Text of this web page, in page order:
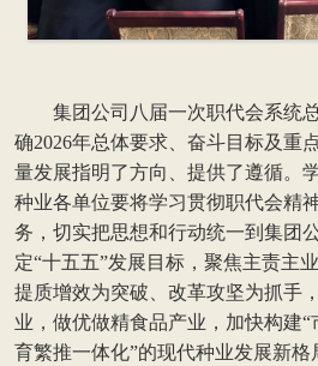
集团公司八届一次职代会系统
确2026年总体要求、奋斗目标及重
量发展指明了方向、提供了遵循。
种业各单位要将学习贯彻职代会精
务，切实把思想和行动统一到集团
定“十五五”发展目标，聚焦主责主
提质增效为突破、改革攻坚为抓手
业，做优做精食品产业，加快构建“
育繁推一体化”的现代种业发展新